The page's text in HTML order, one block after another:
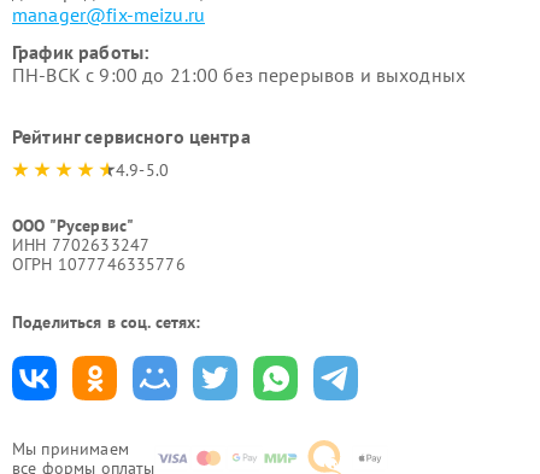
Мы принимаем
все формы оплаты
manager@fix-meizu.ru
График работы:
ПН-ВСК с 9:00 до 21:00 без перерывов и выходных
Рейтинг сервисного центра
4.9-5.0
ООО "Русервис"
ИНН 7702633247
ОГРН 1077746335776
Поделиться в соц. сетях: